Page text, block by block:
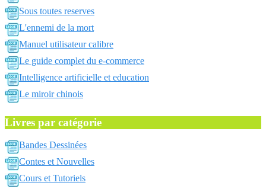
Sous toutes reserves
L'ennemi de la mort
Manuel utilisateur calibre
Le guide complet du e-commerce
Intelligence artificielle et education
Le miroir chinois
Livres par catégorie
Bandes Dessinées
Contes et Nouvelles
Cours et Tutoriels